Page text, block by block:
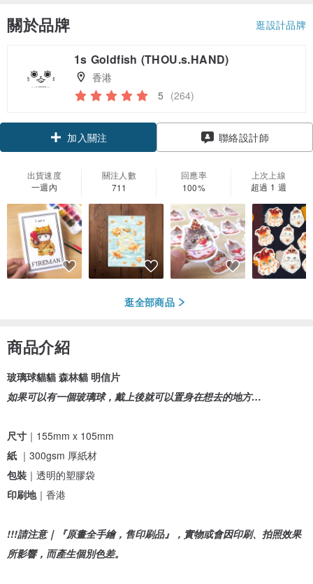
關於品牌 逛設計品牌
1s Goldfish (THOU.s.HAND)
香港
5 (264)
加入關注 聯絡設計師
出貨速度
一週內
關注人數
711
回應率
100%
上次上線
超過 1 週
逛全部商品
商品介紹
玻璃球貓貓 森林貓 明信片
如果可以有一個玻璃球，戴上後就可以置身在想去的地方…
尺寸 ｜155mm x 105mm
紙 ｜300gsm 厚紙材
包裝 ｜透明的塑膠袋
印刷地｜香港
!!!請注意｜『原畫全手繪，售印刷品』，實物或會因印刷、拍照效果
所影響，而產生個別色差。